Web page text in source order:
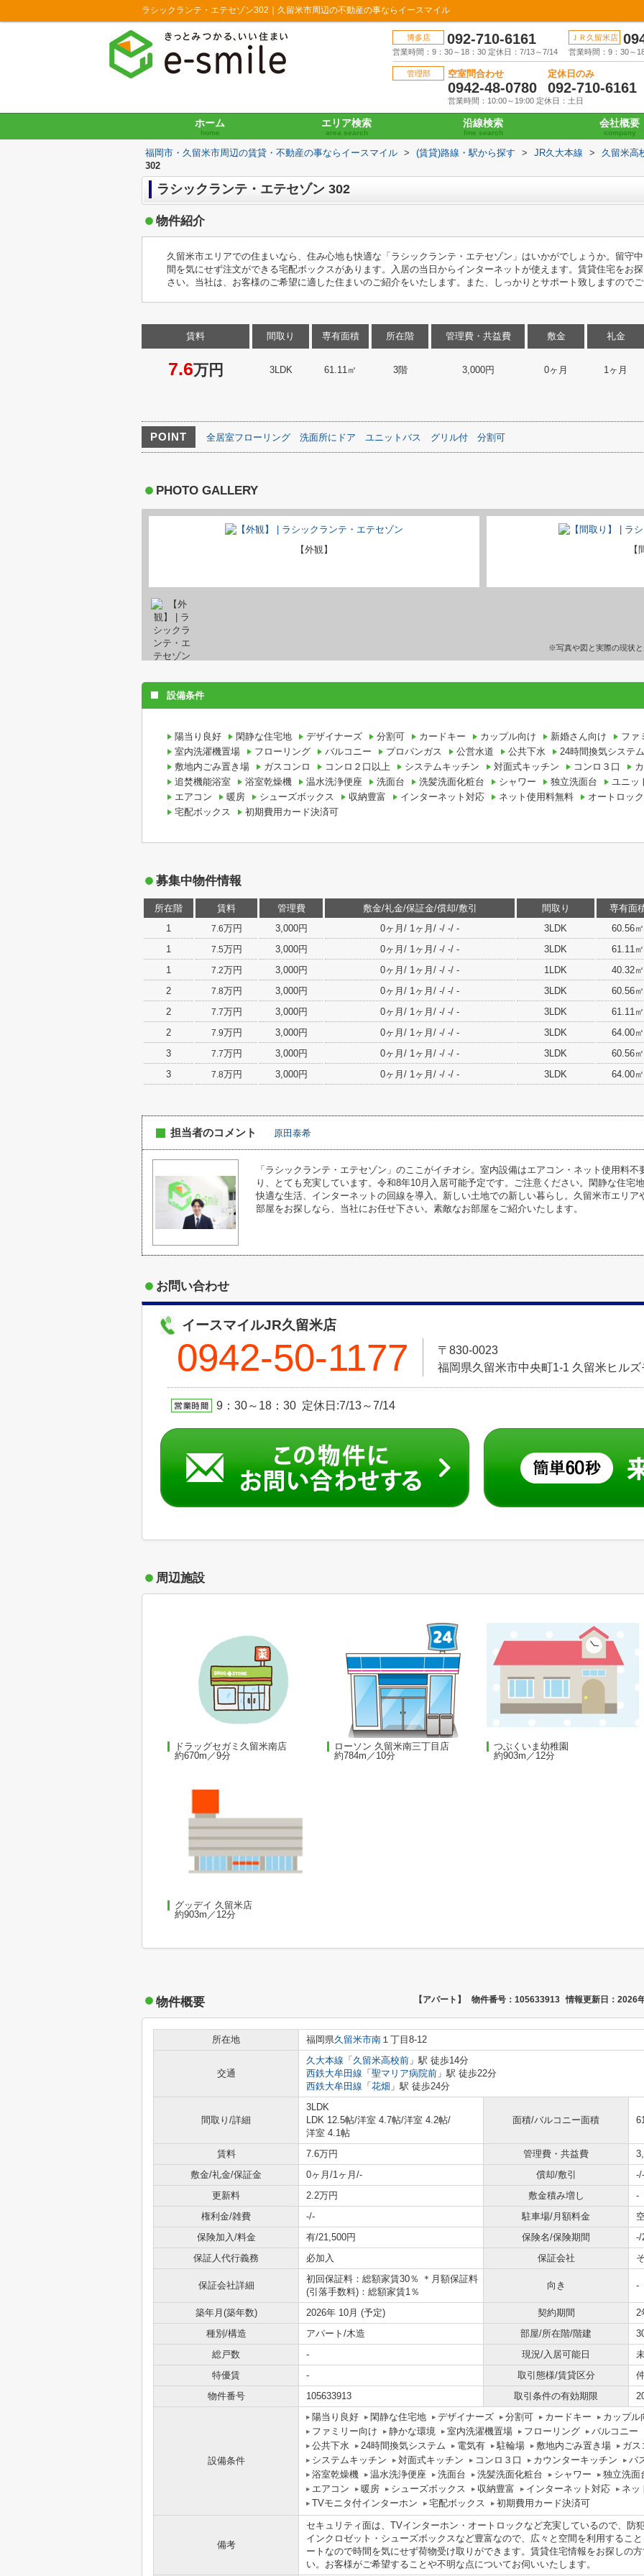
ラシックランテ・エテセゾン302｜久留米市周辺の不動産の事ならイースマイル
博多店 092-710-6161
営業時間：9：30～18：30 定休日：7/13～7/14
ＪＲ久留米店
営業時間：9：30～
管理部 空室問合わせ
0942-48-0780
定休日のみ
092-710-6161
営業時間：10:00～19:00 定休日：土日
ホーム
home
エリア検索
area search
沿線検索
line search
会社概要
company
福岡市・久留米市周辺の賃貸・不動産の事ならイースマイル > (賃貸)路線・駅から探す > JR久大本線 >
久留米高
302
ラシックランテ・エテセゾン 302
物件紹介
久留米市エリアでの住まいなら、住み心地も快適な「ラシックランテ・エテセゾン」はいかがでしょうか。留守
間を気にせず注文ができる宅配ボックスがあります。入居の当日からインターネットが使えます。賃貸住宅をお
さい。当社は、お客様のご希望に適した住まいのご紹介をいたします。また、しっかりとサポート致しますので
賃料
7.6万円
間取り
3LDK
専有面積
61.11㎡
所在階
3階
管理費・共益費
3,000円
敷金
0ヶ月
礼金
1ヶ月
POINT 全居室フローリング 洗面所にドア ユニットバス グリル付 分割可
PHOTO GALLERY
【外観】 【
※写真や図と実際の現状
設備条件
陽当り良好 閑静な住宅地 デザイナーズ 分割可 カードキー カップル向け 新婚さん向け
ファ
室内洗濯機置場
フローリング バルコニー プロパンガス 公営水道 公共下水
24時間換気システム
敷地内ごみ置き場
ガスコンロ コンロ２口以上 システムキッチン 対面式キッチン コンロ３口
追焚機能浴室
浴室乾燥機 温水洗浄便座 洗面台 洗髪洗面化粧台 シャワー 独立洗面台
ユニッ
エアコン
暖房 シューズボックス 収納豊富 インターネット対応 ネット使用料無料
オートロック
宅配ボックス
初期費用カード決済可
募集中物件情報
所在階 賃料 管理費 敷金/礼金/保証金/償却/敷引 間取り
専有面
1
7.6万円 3,000円 0ヶ月/ 1ヶ月/ -/ -/ - 3LDK
60.56㎡
1
7.5万円 3,000円 0ヶ月/ 1ヶ月/ -/ -/ - 3LDK
61.11㎡
1
7.2万円 3,000円 0ヶ月/ 1ヶ月/ -/ -/ - 1LDK
40.32㎡
2
7.8万円 3,000円 0ヶ月/ 1ヶ月/ -/ -/ - 3LDK
60.56㎡
2
7.7万円 3,000円 0ヶ月/ 1ヶ月/ -/ -/ - 3LDK
61.11㎡
2
7.9万円 3,000円 0ヶ月/ 1ヶ月/ -/ -/ - 3LDK
64.00㎡
3
7.7万円 3,000円 0ヶ月/ 1ヶ月/ -/ -/ - 3LDK
60.56㎡
3
7.8万円 3,000円 0ヶ月/ 1ヶ月/ -/ -/ - 3LDK 64.00㎡
担当者のコメント 原田泰希
「ラシックランテ・エテセゾン」のここがイチオシ。室内設備はエアコン・ネット使用料
り、とても充実しています。令和8年10月入居可能予定です。ご注意ください。閑静な住宅
快適な生活、インターネットの回線を導入。新しい土地での新しい暮らし。久留米市エリ
部屋をお探しなら、当社にお任せ下さい。素敵なお部屋をご紹介いたします。
お問い合わせ
イースマイルJR久留米店
0942-50-1177
〒830-0023
福岡県久留米市中央町1-1 久留米ヒルズ
9：30～18：30 定休日:7/13～7/14
周辺施設
ドラッグセガミ久留米南店
約670m／9分
ローソン 久留米南三丁目店
約784m／10分
つぶくいま幼稚園
約903m／12分
グッデイ 久留米店
約903m／12分
物件概要 【アパート】 物件番号：105633913 情報更新日：2026
所在地 福岡県久留米市南 １丁目8-12
交通
久大本線 「 久留米高校前 」駅 徒歩14分
西鉄大牟田線 「 聖マリア病院前 」駅 徒歩22分
西鉄大牟田線 「 花畑 」駅 徒歩24分
間取り/詳細
3LDK
LDK 12.5帖/洋室 4.7帖/洋室 4.2帖/
洋室 4.1帖
面積/バルコニー面積
賃料 7.6万円 管理費・共益費
敷金/礼金/保証金
0ヶ月/1ヶ月/- 償却/敷引
-/-
更新料
2.2万円 敷金積み増し
-
権利金/雑費
-/- 駐車場/月額料金
保険加入/料金
有/21,500円 保険名/保険期間
-/
保証人代行義務
必加入 保証会社
保証会社詳細
初回保証料：総額家賃30％ ＊月額保証料
(引落手数料)：総額家賃1％
向き -
築年月(築年数) 2026年 10月 (予定) 契約期間
2
種別/構造
アパート/木造 部屋/所在階/階建
総戸数
- 現況/入居可能日
特優賃
- 取引態様/賃貸区分
物件番号
105633913 取引条件の有効期限
設備条件
陽当り良好 閑静な住宅地 デザイナーズ 分割可 カードキー
カップル
ファミリー向け
静かな環境 室内洗濯機置場 フローリング
バルコニー
公共下水
24時間換気システム 電気有 駐輪場 敷地内ごみ置き場
ガス
システムキッチン
対面式キッチン コンロ３口 カウンターキッチン
バ
浴室乾燥機
温水洗浄便座 洗面台 洗髪洗面化粧台 シャワー
独立洗面
エアコン
暖房 シューズボックス 収納豊富 インターネット対応
ネッ
TVモニタ付インターホン
宅配ボックス 初期費用カード決済可
備考
セキュリティ面は、TVインターホン・オートロックなど充実しているので、防
インクロゼット・シューズボックスなど豊富なので、広々と空間を利用するこ
ートなので時間を気にせず荷物受け取りができます。賃貸住宅情報をお探しの
い。お客様がご希望することや不明な点についてお伺いいたします。